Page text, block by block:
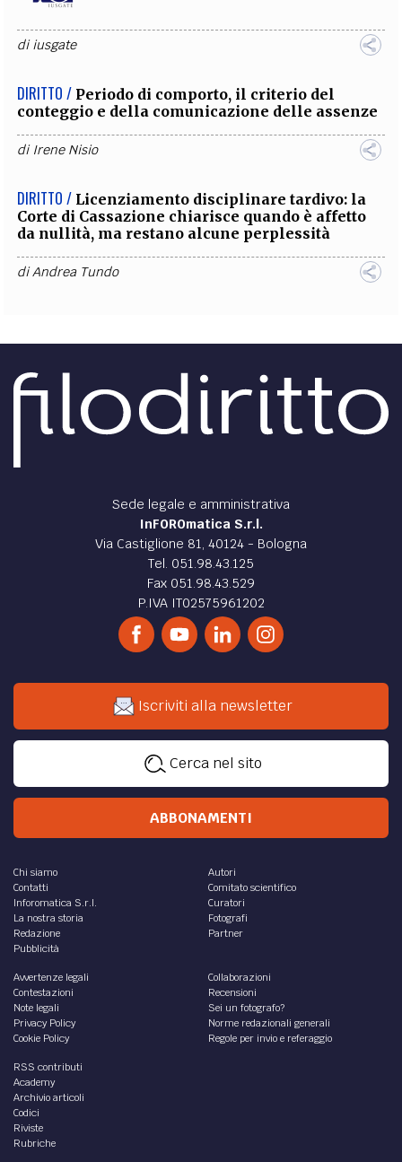
diiusgate
DIRITTO / Periodo di comporto, il criterio del
conteggio e della comunicazione delle assenze
di Irene Nisio
DIRITTO / Licenziamento disciplinare tardivo: la
Corte di Cassazione chiarisce quando è affetto
da nullità, ma restano alcune perplessità
diAndrea Tundo
Sede legale e amministrativa
InFOROmatica S.r.l.
Via Castiglione 81, 40124 - Bologna
Tel. 051.98.43.125
Fax 051.98.43.529
P.IVA IT02575961202
Iscriviti alla newsletter
Cerca nel sito
ABBONAMENTI
Chi siamo
Contatti
Inforomatica S.r.l.
La nostra storia
Redazione
Pubblicità
Autori
Comitato scientifico
Curatori
Fotografi
Partner
Avvertenze legali
Contestazioni
Note legali
Privacy Policy
Cookie Policy
Collaborazioni
Recensioni
Sei un fotografo?
Norme redazionali generali
Regole per invio e referaggio
RSS contributi
Academy
Archivio articoli
Codici
Riviste
Rubriche